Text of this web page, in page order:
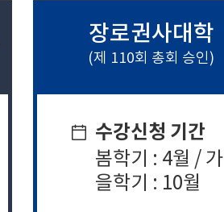
장로권사대학
(제 110회 총회 승인)
수강신청 기간
봄학기 : 4월 / 가
을학기 : 10월